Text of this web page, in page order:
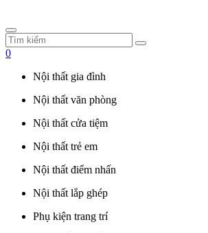
0
Nội thất gia đình
Nội thất văn phòng
Nội thất cửa tiệm
Nội thất trẻ em
Nội thất điểm nhấn
Nội thất lắp ghép
Phụ kiện trang trí